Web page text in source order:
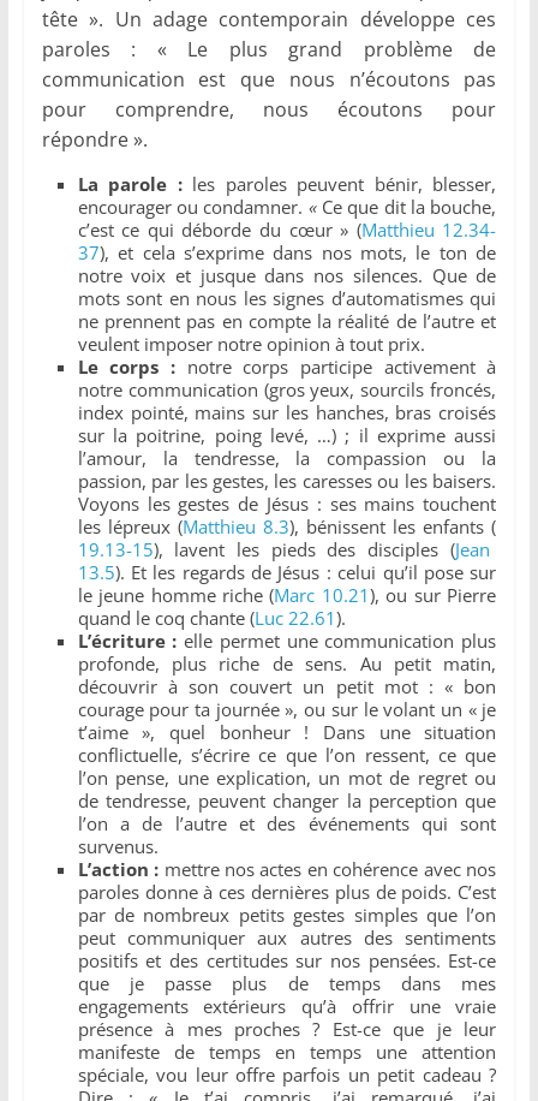
tête ». Un adage contemporain développe ces
paroles : « Le plus grand problème de
communication est que nous n’écoutons pas
pour comprendre, nous écoutons pour
répondre ».
La parole : les paroles peuvent bénir, blesser,
encourager ou condamner. « Ce que dit la bouche,
c’est ce qui déborde du cœur » (Matthieu 12.34-
37), et cela s’exprime dans nos mots, le ton de
notre voix et jusque dans nos silences. Que de
mots sont en nous les signes d’automatismes qui
ne prennent pas en compte la réalité de l’autre et
veulent imposer notre opinion à tout prix.
Le corps : notre corps participe activement à
notre communication (gros yeux, sourcils froncés,
index pointé, mains sur les hanches, bras croisés
sur la poitrine, poing levé, …) ; il exprime aussi
l’amour, la tendresse, la compassion ou la
passion, par les gestes, les caresses ou les baisers.
Voyons les gestes de Jésus : ses mains touchent
les lépreux (Matthieu 8.3), bénissent les enfants (
19.13-15), lavent les pieds des disciples (Jean
13.5). Et les regards de Jésus : celui qu’il pose sur
le jeune homme riche (Marc 10.21), ou sur Pierre
quand le coq chante (Luc 22.61).
L’écriture :elle permet une communication plus
profonde, plus riche de sens. Au petit matin,
découvrir à son couvert un petit mot : « bon
courage pour ta journée », ou sur le volant un « je
t’aime », quel bonheur ! Dans une situation
conflictuelle, s’écrire ce que l’on ressent, ce que
l’on pense, une explication, un mot de regret ou
de tendresse, peuvent changer la perception que
l’on a de l’autre et des événements qui sont
survenus.
L’action : mettre nos actes en cohérence avec nos
paroles donne à ces dernières plus de poids. C’est
par de nombreux petits gestes simples que l’on
peut communiquer aux autres des sentiments
positifs et des certitudes sur nos pensées. Est-ce
que je passe plus de temps dans mes
engagements extérieurs qu’à offrir une vraie
présence à mes proches ? Est-ce que je leur
manifeste de temps en temps une attention
spéciale, vou leur offre parfois un petit cadeau ?